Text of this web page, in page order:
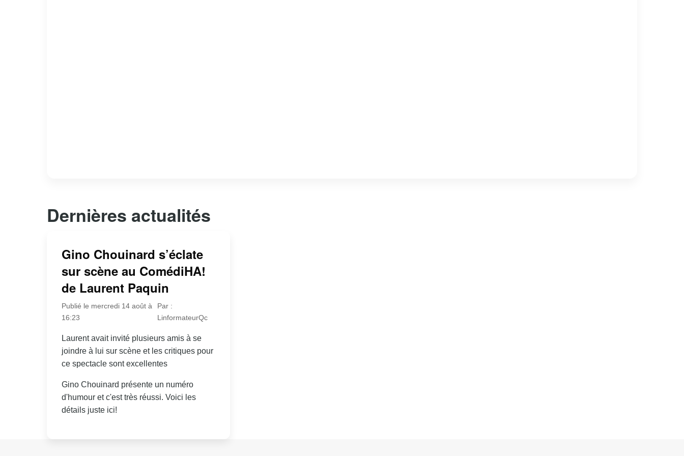
Dernières actualités
Gino Chouinard s’éclate
sur scène au ComédiHA!
de Laurent Paquin
Publié le mercredi 14 août à
16:23
Par :
LinformateurQc
Laurent avait invité plusieurs amis à se
joindre à lui sur scène et les critiques pour
ce spectacle sont excellentes
Gino Chouinard présente un numéro
d'humour et c'est très réussi. Voici les
détails juste ici!